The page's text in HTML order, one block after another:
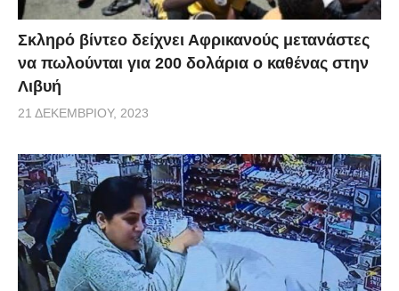
Σκληρό βίντεο δείχνει Αφρικανούς μετανάστες
να πωλούνται για 200 δολάρια ο καθένας στην
Λιβυή
21 ΔΕΚΕΜΒΡΊΟΥ, 2023